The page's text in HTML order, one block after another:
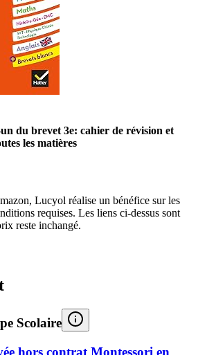
du brevet 3e: cahier de révision et
les matières
Lucyol réalise un bénéfice sur les
requises. Les liens ci-dessus sont
reste inchangé.
Scolaire
hors contrat Montessori en